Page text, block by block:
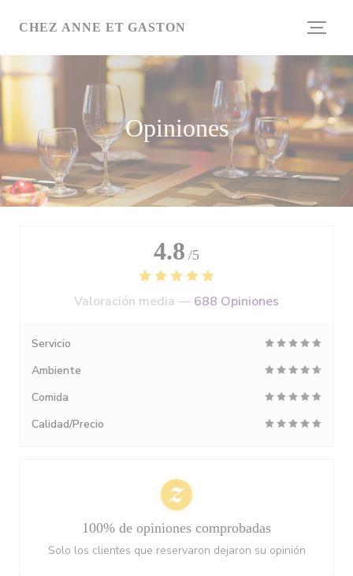
CHEZ ANNE ET GASTON
Opiniones
4.8 /5
Valoración media — 688 Opiniones
Servicio
Ambiente
Comida
Calidad/Precio
100% de opiniones comprobadas
Solo los clientes que reservaron dejaron su opinión